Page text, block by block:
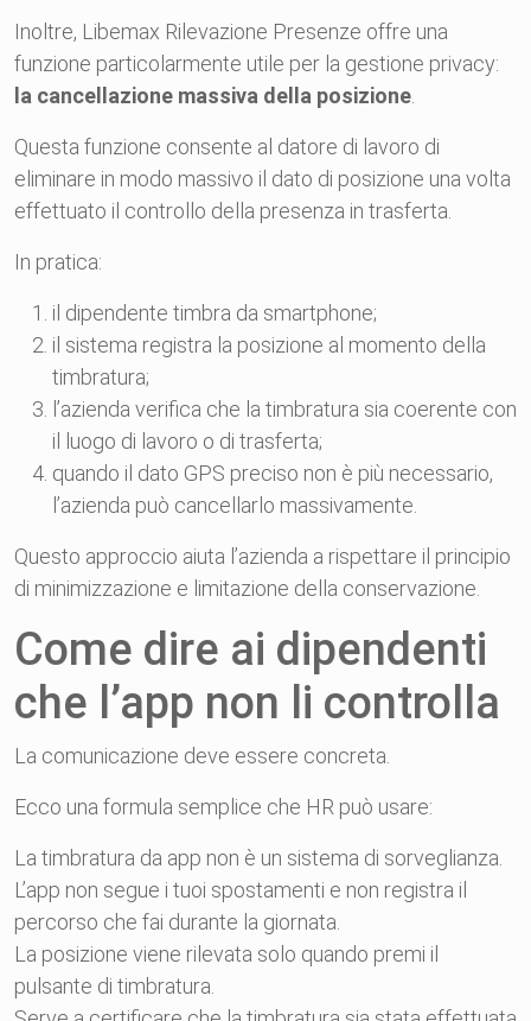
Inoltre, Libemax Rilevazione Presenze offre una
funzione particolarmente utile per la gestione privacy:
la cancellazione massiva della posizione
Questa funzione consente al datore di lavoro di
eliminare in modo massivo il dato di posizione una volta
effettuato il controllo della presenza in trasferta.
In pratica:
il dipendente timbra da smartphone;
il sistema registra la posizione al momento della
timbratura;
l’azienda verifica che la timbratura sia coerente con
il luogo di lavoro o di trasferta;
quando il dato GPS preciso non è più necessario,
l’azienda può cancellarlo massivamente.
Questo approccio aiuta l’azienda a rispettare il principio
di minimizzazione e limitazione della conservazione.
Come dire ai dipendenti
che l’app non li controlla
La comunicazione deve essere concreta.
Ecco una formula semplice che HR può usare:
La timbratura da app non è un sistema di sorveglianza.
L’app non segue i tuoi spostamenti e non registra il
percorso che fai durante la giornata.
La posizione viene rilevata solo quando premi il
pulsante di timbratura.